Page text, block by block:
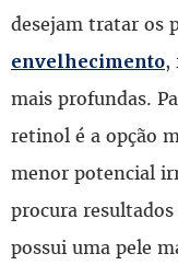
desejam tratar os
envelhecimento,
mais profundas.
retinol é a opção
menor potencial
procura
possui uma pele